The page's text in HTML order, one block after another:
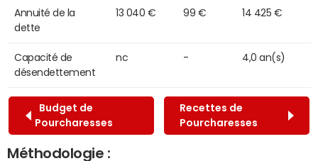
Annuité de la
dette
13 040 € 99 € 14 425 €
Capacité de
désendettement
nc - 4,0 an(s)
Budget de
Pourcharesses
Recettes de
Pourcharesses
Méthodologie :